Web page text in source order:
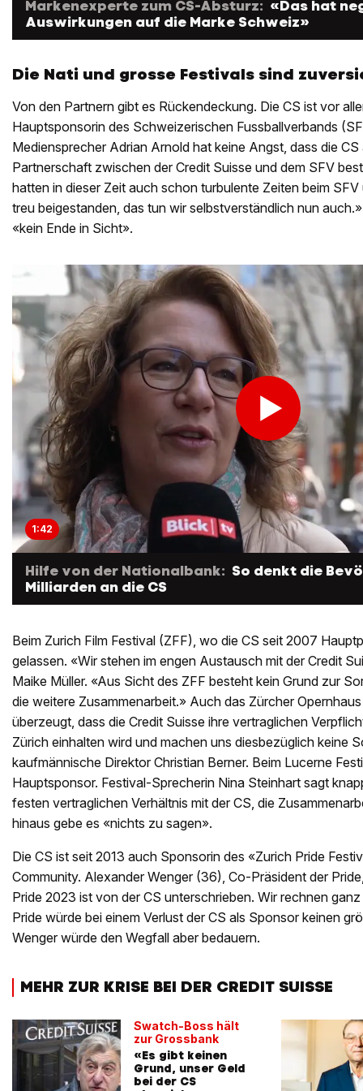
Markenexperte zum CS-Absturz: «Das hat
Auswirkungen auf die Marke Schweiz»
Die Nati und grosse Festivals sind
Von den Partnern gibt es Rückendeckung. Die CS ist vor
Hauptsponsorin des Schweizerischen Fussballverbands
Mediensprecher Adrian Arnold hat keine Angst, dass die
Partnerschaft zwischen der Credit Suisse und dem SFV
hatten in dieser Zeit auch schon turbulente Zeiten beim SFV
treu beigestanden, das tun wir selbstverständlich nun
«kein Ende in Sicht».
1:42
Hilfe von der Nationalbank: So denkt die
Milliarden an die CS
Beim Zurich Film Festival (ZFF), wo die CS seit 2007
gelassen. «Wir stehen im engen Austausch mit der Credit
Maike Müller. «Aus Sicht des ZFF besteht kein Grund zur
die weitere Zusammenarbeit.» Auch das Zürcher
überzeugt, dass die Credit Suisse ihre vertraglichen
Zürich einhalten wird und machen uns diesbezüglich keine
kaufmännische Direktor Christian Berner. Beim Lucerne
Hauptsponsor. Festival-Sprecherin Nina Steinhart sagt
festen vertraglichen Verhältnis mit der CS, die
hinaus gebe es «nichts zu sagen».
Die CS ist seit 2013 auch Sponsorin des «Zurich Pride
Community. Alexander Wenger (36), Co-Präsident der
Pride 2023 ist von der CS unterschrieben. Wir rechnen
Pride würde bei einem Verlust der CS als Sponsor keinen
Wenger würde den Wegfall aber bedauern.
MEHR ZUR KRISE BEI DER CREDIT SUISSE
Swatch-Boss hält
zur Grossbank
«Es gibt keinen
Grund, unser Geld
bei der CS